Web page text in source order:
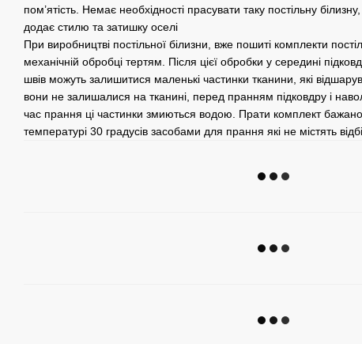
пом’ятість. Немає необхідності прасувати таку постільну
додає стилю та затишку оселі
При виробництві постільної білизни, вже пошиті комплекти
механічній обробці тертям. Після цієї обробки у середині
швів можуть залишитися маленькі частинки тканини, які
вони не залишалися на тканині, перед пранням підковдру і
час прання ці частинки змиються водою. Прати комплект
температурі 30 градусів засобами для прання які не містять